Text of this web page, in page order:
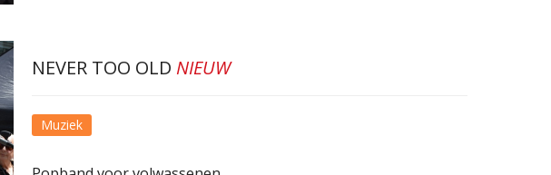
NEVER TOO OLD NIEUW
Muziek